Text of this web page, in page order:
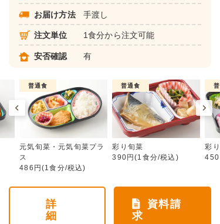
お届け方法 手渡し
注文単位 1食分から注文可能
安否確認 有
普通食
元気旬菜・元気旬菜プラ
ス
486円(1食分/税込)
普通食
彩り旬菜
390円(1食分/税込)
彩
詳
細
資料請
求